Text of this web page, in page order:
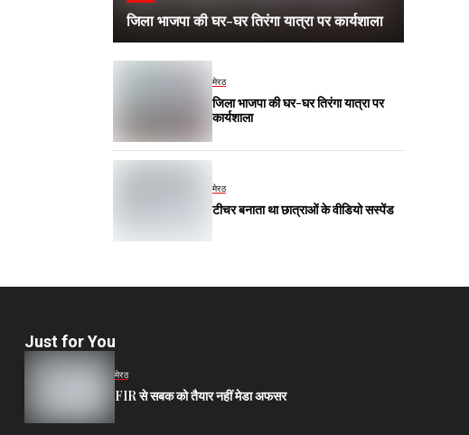
जिला भाजपा की घर-घर तिरंगा यात्रा पर कार्यशाला
मेरठ
जिला भाजपा की घर-घर तिरंगा यात्रा पर
कार्यशाला
मेरठ
टीचर बनाता था छात्राओं के वीडियो सस्पेंड
Just for You
मेरठ
FIR से सबक को तैयार नहीं मेडा अफसर